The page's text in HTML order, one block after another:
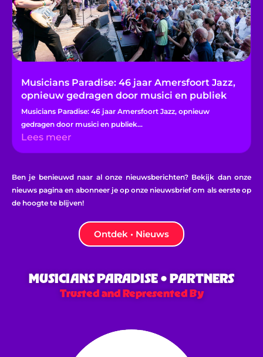
Musicians Paradise: 46 jaar Amersfoort Jazz,
opnieuw gedragen door musici en publiek
Musicians Paradise: 46 jaar Amersfoort Jazz, opnieuw
gedragen door musici en publiek...
Lees meer
Ben je benieuwd naar al onze nieuwsberichten? Bekijk dan onze
nieuws pagina en abonneer je op onze nieuwsbrief om als eerste op
de hoogte te blijven!
Ontdek • Nieuws
MUSICIANS PARADISE • PARTNERS
Trusted and Represented By